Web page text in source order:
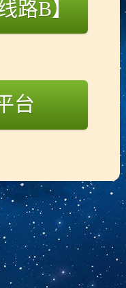
演示产品标题
路B】
台